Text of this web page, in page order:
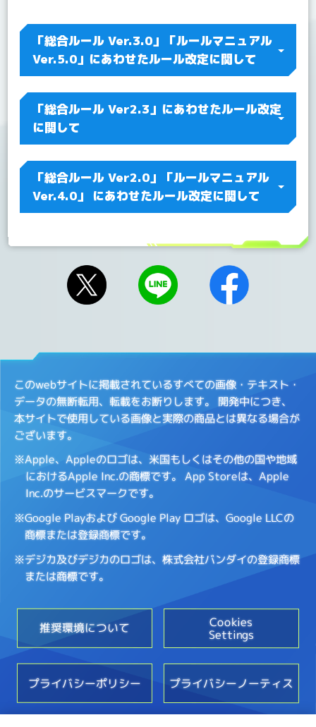
「総合ルール Ver.3.0」「ルールマニュアル
Ver.5.0」にあわせたルール改定に関して
「総合ルール Ver2.3」にあわせたルール改定
に関して
「総合ルール Ver2.0」「ルールマニュアル
Ver.4.0」 にあわせたルール改定に関して
このwebサイトに掲載されているすべての画像・テキスト・
データの無断転用、転載をお断りします。 開発中につき、
本サイトで使用している画像と実際の商品とは異なる場合が
ございます。
※Apple、Appleのロゴは、米国もしくはその他の国や地域
におけるApple Inc.の商標です。 App Storeは、Apple
Inc.のサービスマークです。
※Google Playおよび Google Play ロゴは、Google LLCの
商標または登録商標です。
※デジカ及びデジカのロゴは、株式会社バンダイの登録商標
または商標です。
推奨環境について Cookies
Settings
プライバシーポリシー プライバシーノーティス